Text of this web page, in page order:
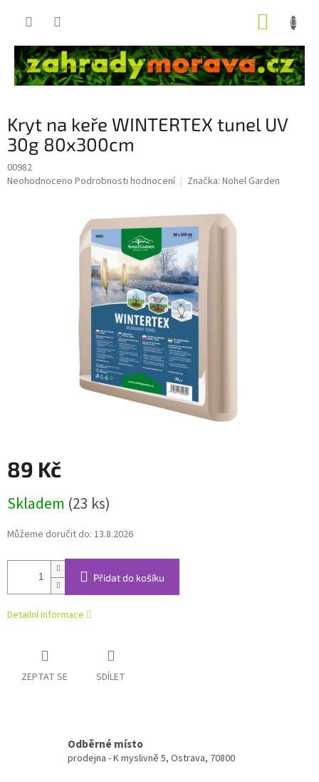
Kryt na keře WINTERTEX tunel UV
30g 80x300cm
00982
Průměrné
Neohodnoceno Podrobnosti hodnocení Značka: Nohel Garden
89 Kč
cena:
Skladem (23 ks)
Můžeme doručit do: 13.8.2026
Přidat do košíku
Detailní informace
ZEPTAT SE SDÍLET
Odběrné místo
prodejna - K myslivně 5, Ostrava, 70800